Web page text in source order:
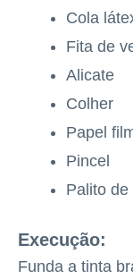
Cola
Fita de
Alicate
Colher
Papel
Pincel
Palito
Execução:
Funda a tinta